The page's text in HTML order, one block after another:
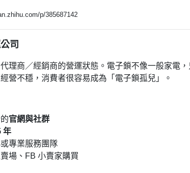
p/385687142
司
理商／經銷商的營運狀態。電子鎖不像一般家電
營不穩，消費者很容易成為「電子鎖孤兒」。
官網與社群
年
專業服務團隊
場、FB 小賣家購買